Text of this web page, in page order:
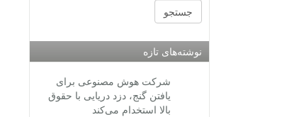
نوشته‌های تازه
شرکت هوش مصنوعی برای
یافتن گنج، دزد دریایی با حقوق
بالا استخدام می‌کند